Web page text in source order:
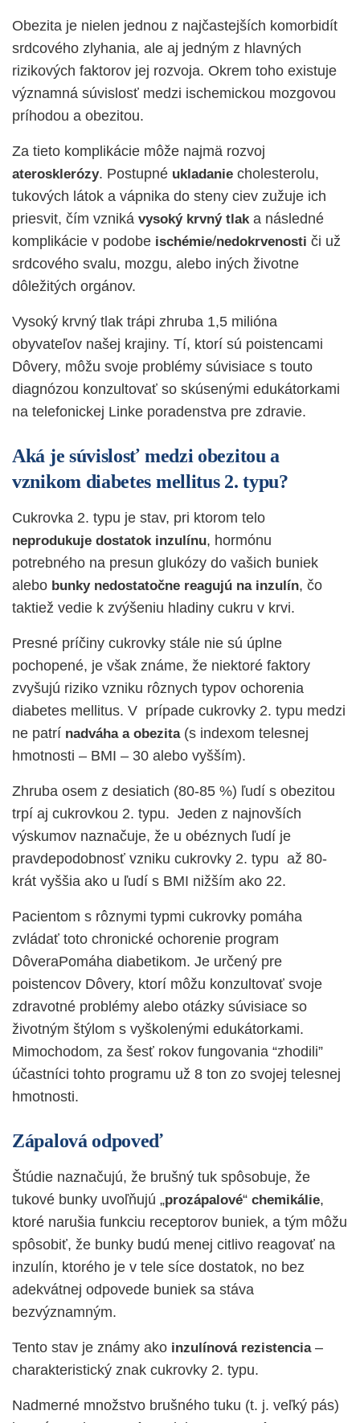
Obezita je nielen jednou z najčastejších komorbidít
srdcového zlyhania, ale aj jedným z hlavných
rizikových faktorov jej rozvoja. Okrem toho existuje
významná súvislosť medzi ischemickou mozgovou
príhodou a obezitou.
Za tieto komplikácie môže najmä rozvoj
aterosklerózy. Postupné ukladanie cholesterolu,
tukových látok a vápnika do steny ciev zužuje ich
priesvit, čím vzniká vysoký krvný tlaka následné
komplikácie v podobe ischémie/nedokrvenosti či už
srdcového svalu, mozgu, alebo iných životne
dôležitých orgánov.
Vysoký krvný tlak trápi zhruba 1,5 milióna
obyvateľov našej krajiny. Tí, ktorí sú poistencami
Dôvery, môžu svoje problémy súvisiace s touto
diagnózou konzultovať so skúsenými edukátorkami
na telefonickej Linke poradenstva pre zdravie.
Aká je súvislosť medzi obezitou a
vznikom diabetes mellitus 2. typu?
Cukrovka 2. typu je stav, pri ktorom telo
neprodukuje dostatok inzulínu, hormónu
potrebného na presun glukózy do vašich buniek
alebo bunky nedostatočne reagujú na inzulín, čo
taktiež vedie k zvýšeniu hladiny cukru v krvi.
Presné príčiny cukrovky stále nie sú úplne
pochopené, je však známe, že niektoré faktory
zvyšujú riziko vzniku rôznych typov ochorenia
diabetes mellitus. V prípade cukrovky 2. typu medzi
ne patrí nadváha a obezita(s indexom telesnej
hmotnosti – BMI – 30 alebo vyšším).
Zhruba osem z desiatich (80-85 %) ľudí s obezitou
trpí aj cukrovkou 2. typu. Jeden z najnovších
výskumov naznačuje, že u obéznych ľudí je
pravdepodobnosť vzniku cukrovky 2. typu až 80-
krát vyššia ako u ľudí s BMI nižším ako 22.
Pacientom s rôznymi typmi cukrovky pomáha
zvládať toto chronické ochorenie program
DôveraPomáha diabetikom. Je určený pre
poistencov Dôvery, ktorí môžu konzultovať svoje
zdravotné problémy alebo otázky súvisiace so
životným štýlom s vyškolenými edukátorkami.
Mimochodom, za šesť rokov fungovania “zhodili”
účastníci tohto programu už 8 ton zo svojej telesnej
hmotnosti.
Zápalová odpoveď
Štúdie naznačujú, že brušný tuk spôsobuje, že
tukové bunky uvoľňujú „prozápalové“ chemikálie,
ktoré narušia funkciu receptorov buniek, a tým môžu
spôsobiť, že bunky budú menej citlivo reagovať na
inzulín, ktorého je v tele síce dostatok, no bez
adekvátnej odpovede buniek sa stáva
bezvýznamným.
Tento stav je známy ako inzulínová rezistencia–
charakteristický znak cukrovky 2. typu.
Nadmerné množstvo brušného tuku (t. j. veľký pás)